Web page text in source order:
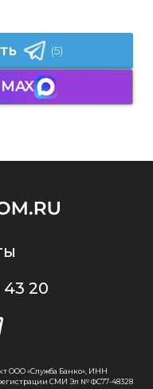
(5)
43 20
ООО «Служба Банко», ИНН
регистрации СМИ Эл № ФС77-48328